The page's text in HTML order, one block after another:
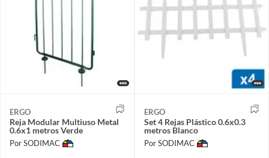
ERGO
Reja Modular Multiuso Metal
0.6x1 metros Verde
Por SODIMAC
ERGO
Set 4 Rejas Plástico 0.6x0.3
metros Blanco
Por SODIMAC